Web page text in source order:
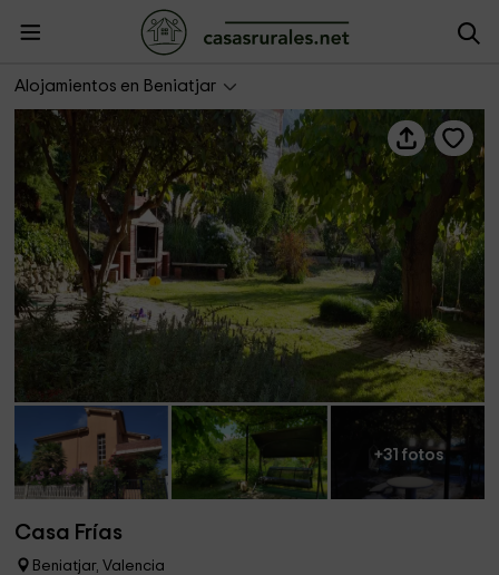
Alojamientos en Beniatjar
+31 fotos
Casa Frías
Beniatjar, Valencia